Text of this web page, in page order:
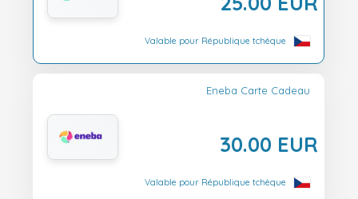
Valable pour République tchèque
Eneba Carte Cadeau
30.00 EUR
Valable pour République tchèque